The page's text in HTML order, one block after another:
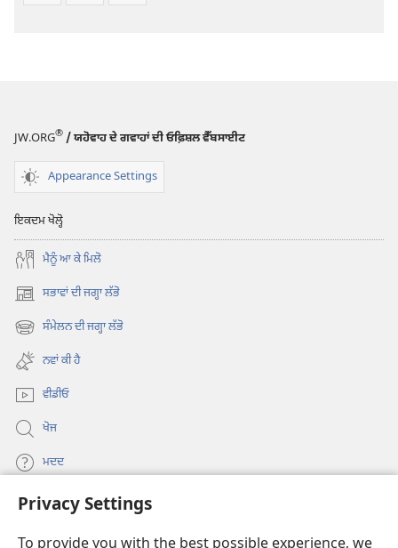
Privacy Settings
JW.ORG® / ਯਹੋਵਾਹ ਦੇ ਗਵਾਹਾਂ ਦੀ ਓਫ਼ਿਸ਼ਲ ਵੈੱਬਸਾਈਟ
Appearance Settings
ਇਕਦਮ ਖੋਲ੍ਹੋ
ਮੈਨੂੰ ਆ ਕੇ ਮਿਲੋ
ਸਭਾਵਾਂ ਦੀ ਜਗ੍ਹਾ ਲੱਭੋ
(opens
new
window)
ਸੰਮੇਲਨ ਦੀ ਜਗ੍ਹਾ ਲੱਭੋ
(opens
new
window)
ਨਵਾਂ ਕੀ ਹੈ
ਵੀਡੀਓ
ਖੋਜ
ਮਦਦ
ਦਾਨ
new